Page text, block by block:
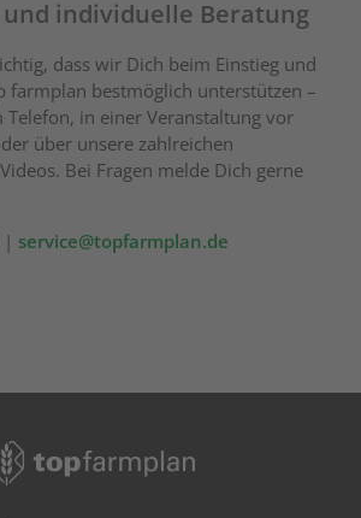
individuelle Beratung
dass wir Dich beim Einstieg und
farmplan bestmöglich unterstützen –
Telefon, in einer Veranstaltung vor
über unsere zahlreichen
Bei Fragen melde Dich gerne
| service@topfarmplan.de